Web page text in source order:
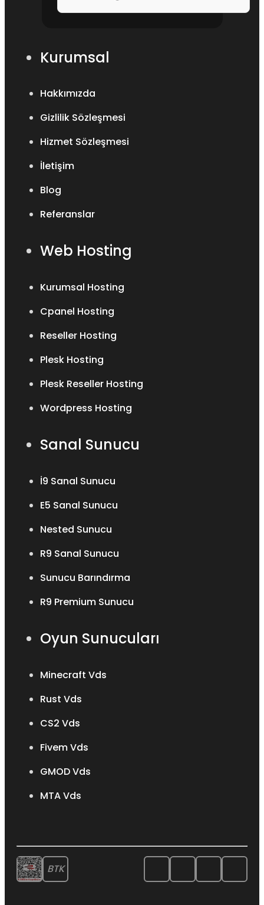
Kurumsal
Hakkımızda
Gizlilik Sözleşmesi
Hizmet Sözleşmesi
İletişim
Blog
Referanslar
Web Hosting
Kurumsal Hosting
Cpanel Hosting
Reseller Hosting
Plesk Hosting
Plesk Reseller Hosting
Wordpress Hosting
Sanal Sunucu
İ9 Sanal Sunucu
E5 Sanal Sunucu
Nested Sunucu
R9 Sanal Sunucu
Sunucu Barındırma
R9 Premium Sunucu
Oyun Sunucuları
Minecraft Vds
Rust Vds
CS2 Vds
Fivem Vds
GMOD Vds
MTA Vds
BTK